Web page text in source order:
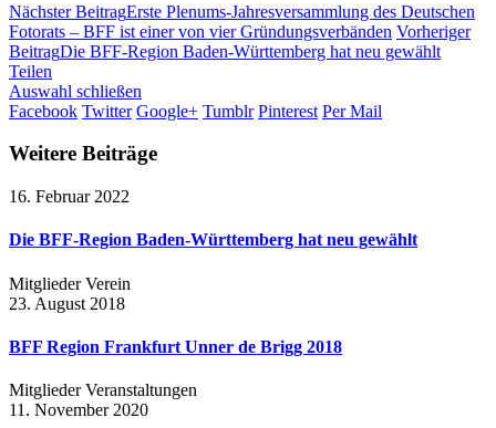
Nächster BeitragErste Plenums-Jahresversammlung des Deutschen
Fotorats – BFF ist einer von vier Gründungsverbänden Vorheriger
BeitragDie BFF-Region Baden-Württemberg hat neu gewählt
Teilen
Auswahl schließen
Facebook Twitter Google+ Tumblr Pinterest Per Mail
Weitere Beiträge
16. Februar 2022
Die BFF-Region Baden-Württemberg hat neu gewählt
MitgliederVerein
23. August 2018
BFF Region Frankfurt Unner de Brigg 2018
MitgliederVeranstaltungen
11. November 2020